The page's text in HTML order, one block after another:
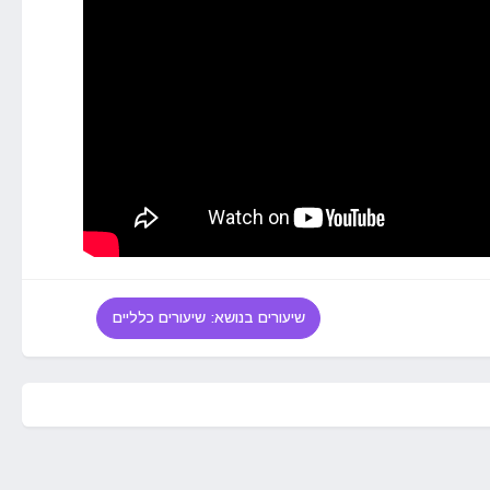
שיעורים בנושא: שיעורים כלליים